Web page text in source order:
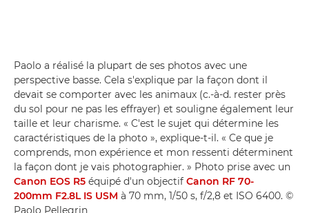
Paolo a réalisé la plupart de ses photos avec une
perspective basse. Cela s'explique par la façon dont il
devait se comporter avec les animaux (c.-à-d. rester près
du sol pour ne pas les effrayer) et souligne également leur
taille et leur charisme. « C'est le sujet qui détermine les
caractéristiques de la photo », explique-t-il. « Ce que je
comprends, mon expérience et mon ressenti déterminent
la façon dont je vais photographier. » Photo prise avec un
Canon EOS R5 équipé d'un objectif Canon RF 70-
200mm F2.8L IS USM à 70 mm, 1/50 s, f/2,8 et ISO 6400. ©
Paolo Pellegrin